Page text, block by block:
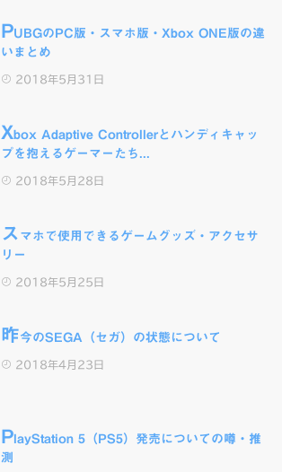
PUBGのPC版・スマホ版・Xbox ONE版の違
いまとめ
2018年5月31日
X box Adaptive Controllerとハンディキャッ
プを抱えるゲーマーたち...
2018年5月28日
ス マホで使用できるゲームグッズ・アクセサ
リー
2018年5月25日
昨今のSEGA（セガ）の状態について
2018年4月23日
P layStation 5（PS5）発売についての噂・推
測